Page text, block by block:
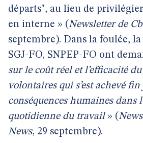
départs", au lieu de
en interne » (Newsletter de
septembre). Dans la foulée, la
SGJ-FO, SNPEP-FO ont
sur le coût réel et l’efficacité
volontaires qui s’est achevé
conséquences humaines dans
quotidienne du travail» (
News, 29 septembre).